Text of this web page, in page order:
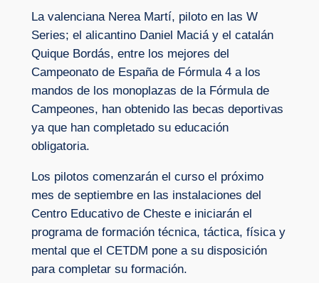
La valenciana Nerea Martí, piloto en las W
Series; el alicantino Daniel Maciá y el catalán
Quique Bordás, entre los mejores del
Campeonato de España de Fórmula 4 a los
mandos de los monoplazas de la Fórmula de
Campeones, han obtenido las becas deportivas
ya que han completado su educación
obligatoria.
Los pilotos comenzarán el curso el próximo
mes de septiembre en las instalaciones del
Centro Educativo de Cheste e iniciarán el
programa de formación técnica, táctica, física y
mental que el CETDM pone a su disposición
para completar su formación.